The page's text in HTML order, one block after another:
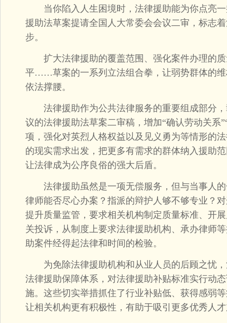
当你陷入人生困境时，法律援助能为你点亮一
援助法草案提请全国人大常委会会议二审，标志
步。
扩大法律援助的覆盖范围、强化案件办理的质
平……草案的一系列立法组合拳，让弱势群体的
依法撑腰。
法律援助作为公共法律服务的重要组成部分，
议的法律援助法草案二审稿，增加“确认劳动关系
项，强化对英烈人格权益以及见义勇为等情形的
的现实需求出发，把更多有需求的群体纳入援助
让法律成为公序良俗的强大后盾。
法律援助虽然是一项无偿服务，但与当事人的
律师能否尽心办案？指派的辩护人够不够专业？
提升质量监管，要求相关机构制定质量标准、开
关投诉，从制度上要求法律援助机构、承办律师
助案件经得起法律和时间的检验。
为免除法律援助机构和从业人员的后顾之忧，
法律援助保障体系，对法律援助补贴标准实行动
施。这些切实举措抓住了行业补贴低、获得感弱
让相关机构更有积极性，有助于吸引更多优秀人